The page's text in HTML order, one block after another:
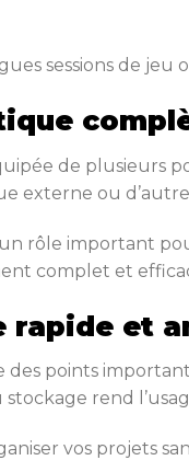
sessions de
de plusieurs
externe ou
rôle important
complet et
rapide et
des points
stockage rend
vos projets